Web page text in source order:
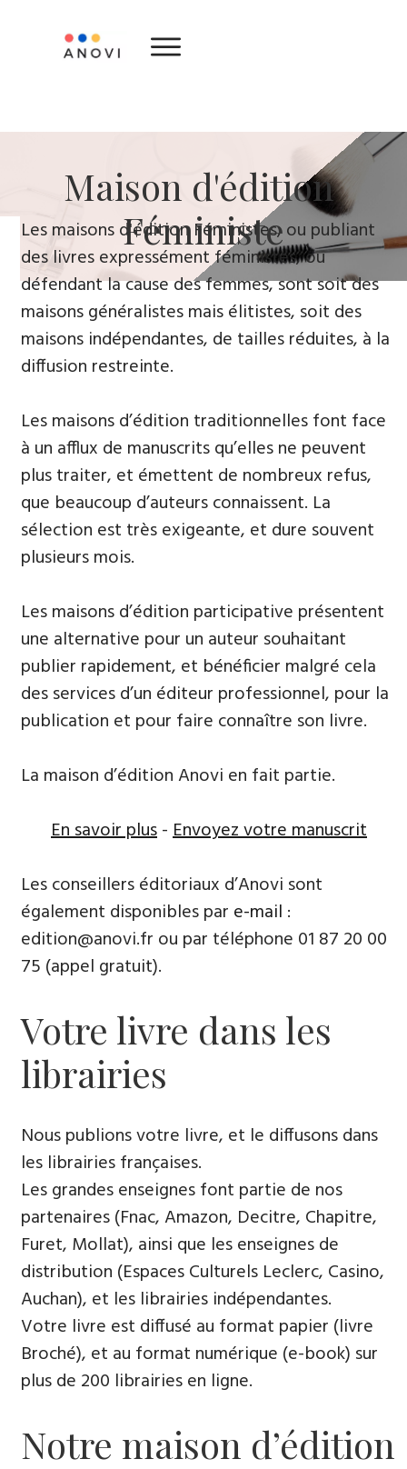
​Maison d'édition ​
Féministe
Le​s maisons d'édition Féministes, ou publiant
des livres expressément féministes, ou
défendant la cause des femmes, sont soit des
maisons généralistes mais élitistes, soit des
maisons indépendantes, de tailles réduites, à la
diffusion restreinte.
Les maisons d’édition traditionnelles font face
à un afflux de manuscrits qu’elles ne peuvent
plus traiter, et émettent de nombreux refus,
que beaucoup d’auteurs connaissent. La
sélection est très exigeante, et dure souvent
plusieurs mois.
Les maisons d’édition participative présentent
une alternative pour un auteur souhaitant
publier rapidement, et bénéficier malgré cela
des services d’un éditeur professionnel, pour la
publication et pour faire connaître son livre.
La maison d’édition Anovi en fait partie.
En savoir plus-Envoyez votre manuscrit
Les conseillers éditoriaux d’Anovi sont
également disponibles par e-mail :
edition@anovi.fr ou par téléphone ​​0​1 87 20 00
75 (appel gratuit).
Votre livre dans les
librairies
Nous publions votre livre, et le diffusons dans
les librairies françaises​.
Les grandes enseignes font partie de nos
partenaires (Fnac, Amazon, Decitre, Chapitre,
Furet, Mollat), ainsi que les enseignes de
distribution (Espaces Culturels Leclerc, Casino,
Auchan), et les librairies indépendantes.
Votre livre est diffusé au format papier (livre
Broché), et au format numérique (e-book) sur
plus de 200 librairies en ligne.
Notre maison d’édition